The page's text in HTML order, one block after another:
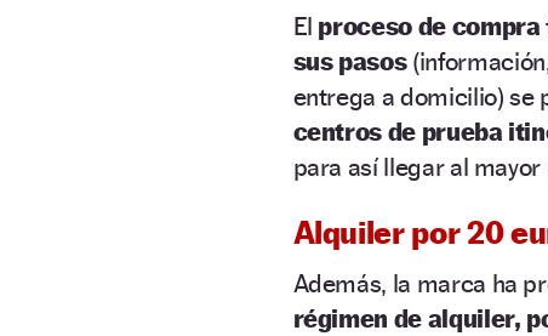
El proceso de compra
sus pasos
entrega a domicilio) se
centros de prueba
para así llegar al
Alquiler por 20
Además, la marca ha
régimen de alquiler,